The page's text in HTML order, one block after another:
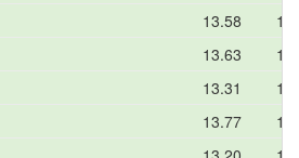
13.58
13.63
13.31
13.77